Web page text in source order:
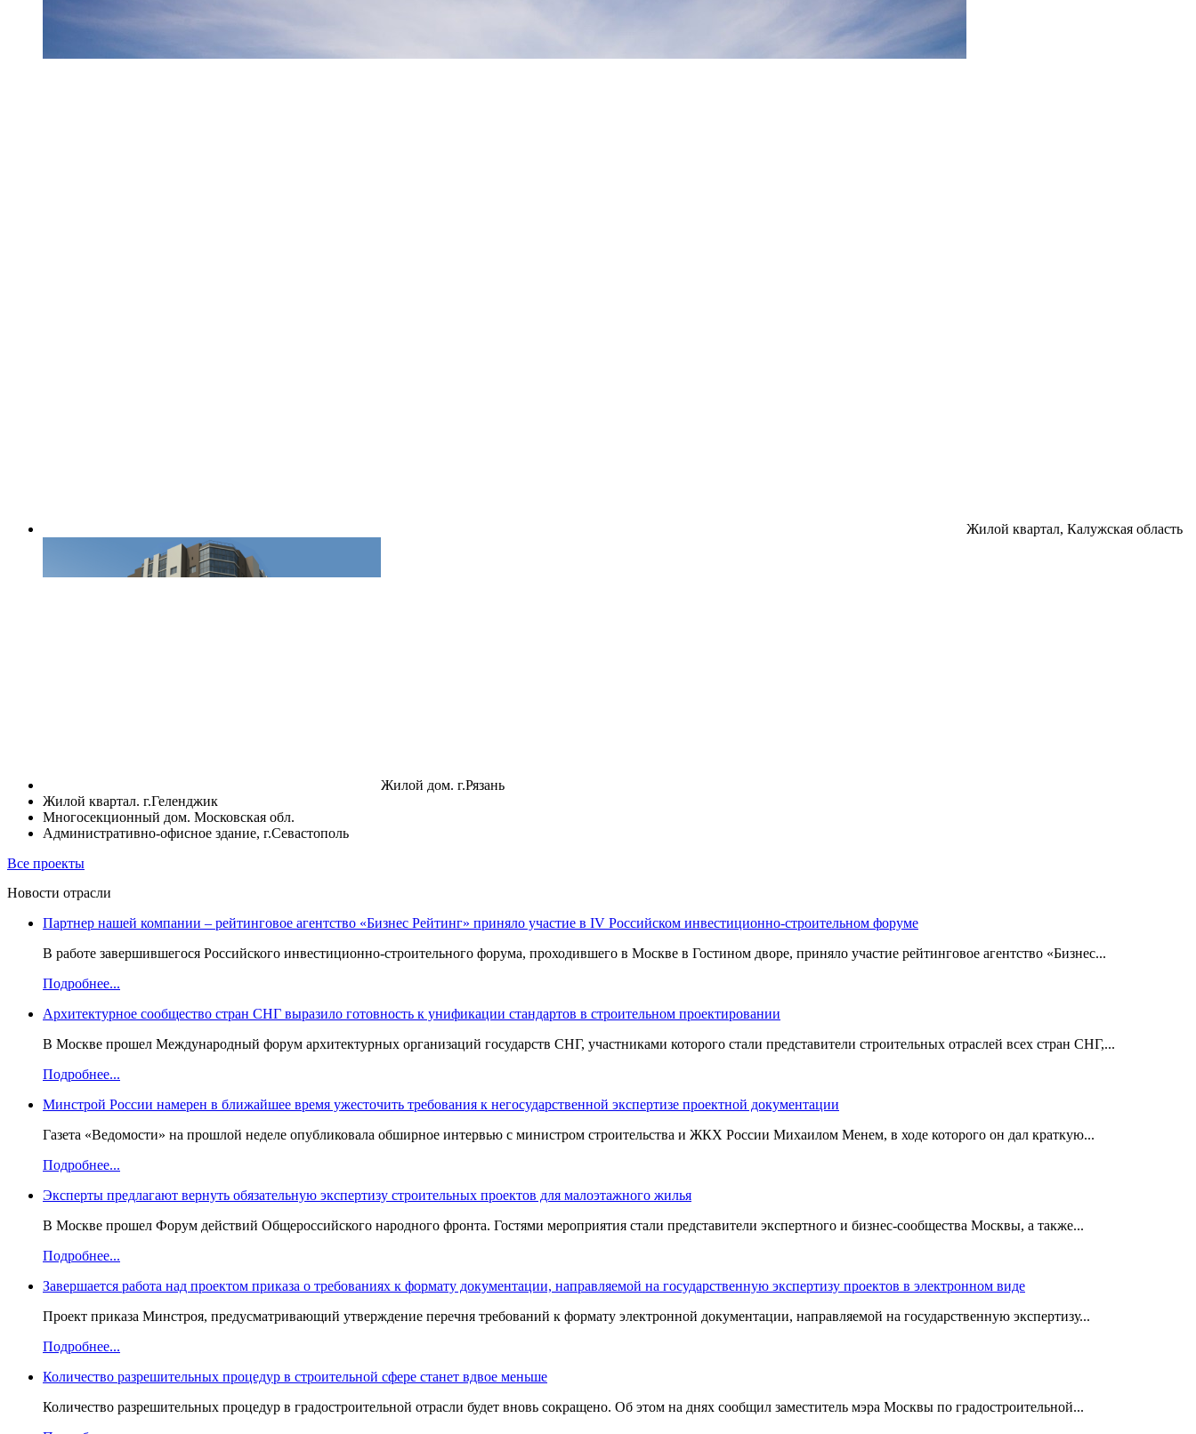
Жилой квартал, Калужская область
Жилой дом. г.Рязань
Жилой квартал. г.Геленджик
Многосекционный дом. Московская обл.
Административно-офисное здание, г.Севастополь
Все проекты
Новости отрасли
Партнер нашей компании – рейтинговое агентство «Бизнес Рейтинг» приняло участие в IV Российском инвестиционно-строительном форуме
В работе завершившегося Российского инвестиционно-строительного форума, проходившего в Москве в Гостином дворе, приняло участие рейтинговое агентство «Бизнес...
Подробнее...
Архитектурное сообщество стран СНГ выразило готовность к унификации стандартов в строительном проектировании
В Москве прошел Международный форум архитектурных организаций государств СНГ, участниками которого стали представители строительных отраслей всех стран СНГ,...
Подробнее...
Минстрой России намерен в ближайшее время ужесточить требования к негосударственной экспертизе проектной документации
Газета «Ведомости» на прошлой неделе опубликовала обширное интервью с министром строительства и ЖКХ России Михаилом Менем, в ходе которого он дал краткую...
Подробнее...
Эксперты предлагают вернуть обязательную экспертизу строительных проектов для малоэтажного жилья
В Москве прошел Форум действий Общероссийского народного фронта. Гостями мероприятия стали представители экспертного и бизнес-сообщества Москвы, а также...
Подробнее...
Завершается работа над проектом приказа о требованиях к формату документации, направляемой на государственную экспертизу проектов в электронном виде
Проект приказа Минстроя, предусматривающий утверждение перечня требований к формату электронной документации, направляемой на государственную экспертизу...
Подробнее...
Количество разрешительных процедур в строительной сфере станет вдвое меньше
Количество разрешительных процедур в градостроительной отрасли будет вновь сокращено. Об этом на днях сообщил заместитель мэра Москвы по градостроительной...